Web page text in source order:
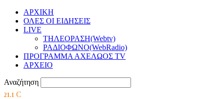
ΑΡΧΙΚΗ
ΟΛΕΣ ΟΙ ΕΙΔΗΣΕΙΣ
LIVE
ΤΗΛΕΟΡΑΣΗ(Webtv)
ΡΑΔΙΟΦΩΝΟ(WebRadio)
ΠΡΟΓΡΑΜΜΑ ΑΧΕΛΩΟΣ TV
ΑΡΧΕΙΟ
Αναζήτηση
21.1 C